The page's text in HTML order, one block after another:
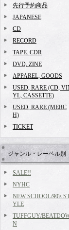
先行予約商品
JAPANESE
CD
RECORD
TAPE. CDR
DVD, ZINE
APPAREL, GOODS
USED, RARE (CD,
YL, CASSETTE)
USED, RARE (MERC
H)
TICKET
ジャンル・レーベル別
SALE!!
NYHC
NEW SCHOOL/90's
YLE
TUFFGUY/
N